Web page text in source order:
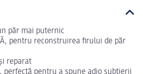
păr mai puternic
pentru reconstruirea firului de păr
reparat
perfectă pentru a spune adio subțierii